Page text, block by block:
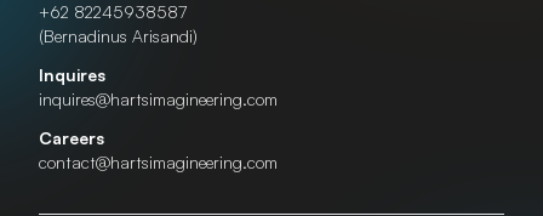
+62 82245938587
(Bernadinus Arisandi)
Inquires
inquires@hartsimagineering.com
Careers
contact@hartsimagineering.com